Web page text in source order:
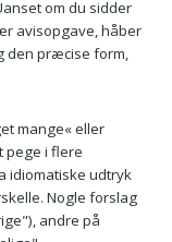
om du sidder
avisopgave, håber
den præcise form,
mange« eller
pege i flere
idiomatiske udtryk
Nogle forslag
andre på